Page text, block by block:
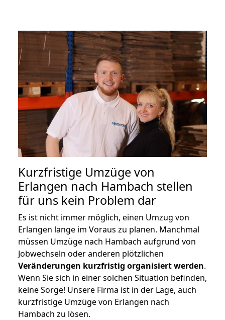
Kurzfristige Umzüge von
Erlangen nach Hambach stellen
für uns kein Problem dar
Es ist nicht immer möglich, einen Umzug von
Erlangen lange im Voraus zu planen. Manchmal
müssen Umzüge nach Hambach aufgrund von
Jobwechseln oder anderen plötzlichen
Veränderungen kurzfristig organisiert werden.
Wenn Sie sich in einer solchen Situation befinden,
keine Sorge! Unsere Firma ist in der Lage, auch
kurzfristige Umzüge von Erlangen nach
Hambach zu lösen.